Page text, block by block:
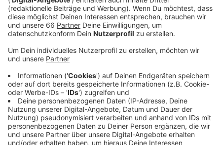
Veröffentlicht:Mittwoch, 14.07.2021 06:05
Anzeige
Schausteller-Chef Oliver Wilmering hat diese Idee
bereits mit der Stadtspitze besprochen, OB Keller
unterstützt das Vorgehen. So soll es zum Beispiel in
Unterrath, Bilk, Grafenberg oder am Tonhallenufer eine
Kirmes samt Impfangebot geben. Man wolle so einen
Teil dazu beitragen, dass die Impfquoten weiter
steigen würden, so Wilmering. Unklar ist, in welcher